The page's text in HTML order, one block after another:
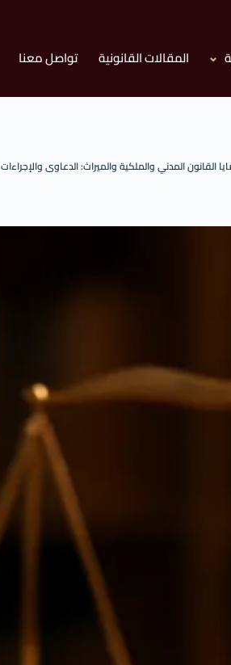
المقالات القانونية تواصل معنا
القانون المدني والملكية والميراث: الدعاوى والإجراءات